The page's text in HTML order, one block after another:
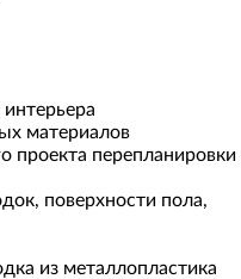
материалов
проекта перепланировки
поверхности пола,
из металлопластика